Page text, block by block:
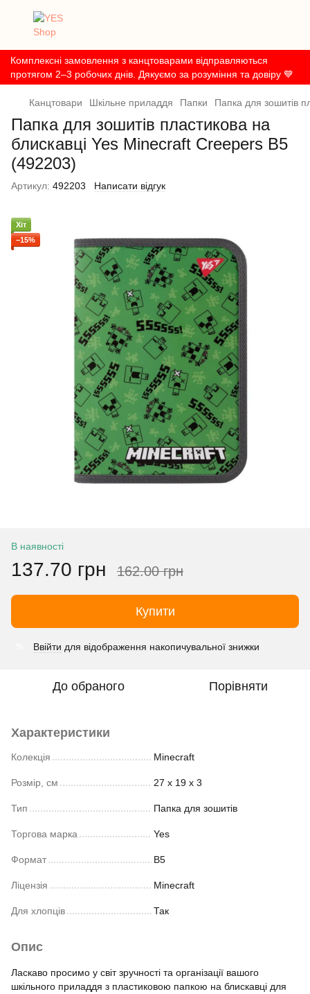
Комплексні замовлення з канцтоварами відправляються
протягом 2–3 робочих днів. Дякуємо за розуміння та довіру 💙
Канцтовари Шкільне приладдя Папки Папка для зошитів
Папка для зошитів пластикова на
блискавці Yes Minecraft Creepers В5
(492203)
Артикул: 492203 Написати відгук
Хіт
−15%
В наявності
137.70 грн 162.00 грн
Купити
Ввійти для відображення накопичувальної знижки
До обраного Порівняти
Характеристики
Колекція Minecraft
Розмір, см 27 х 19 х 3
Тип Папка для зошитів
Торгова марка Yes
Формат B5
Ліцензія Minecraft
Для хлопців Так
Опис
Ласкаво просимо у світ зручності та організації вашого
шкільного приладдя з пластиковою папкою на блискавці для